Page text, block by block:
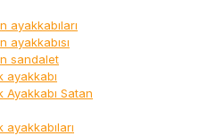
ayakkabıları
ayakkabısı
sandalet
ayakkabı
Ayakkabı Satan